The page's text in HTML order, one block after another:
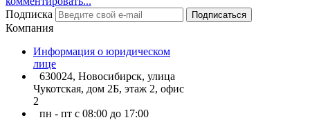
Подписка
Подписаться
Компания
Информация о юридическом
лице
630024, Новосибирск, улица
Чукотская, дом 2Б, этаж 2, офис
2
пн - пт с 08:00 до 17:00